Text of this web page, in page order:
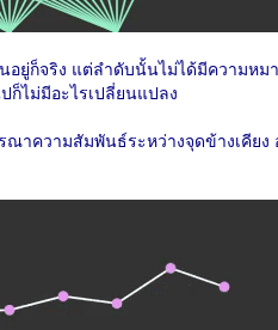
ยู่ก็จริง แต่ลำดับนั้นไม่ได้มีความหม
ไม่มีอะไรเปลี่ยนแปลง
าความสัมพันธ์ระหว่างจุดข้างเคียง